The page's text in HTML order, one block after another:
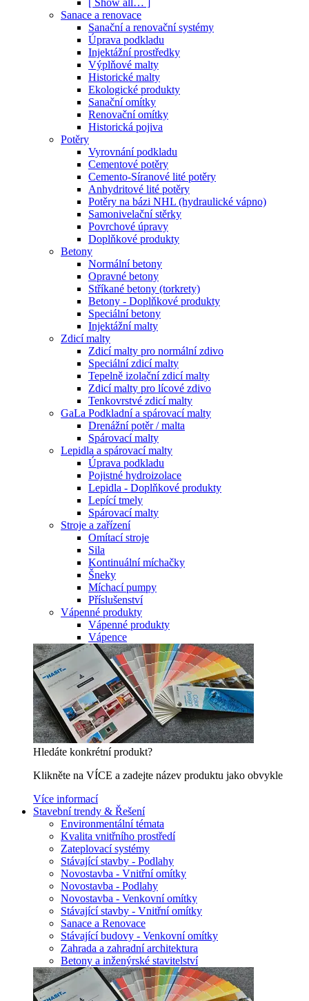
Sanace a renovace
Sanační a renovační systémy
Úprava podkladu
Injektážní prostředky
Výplňové malty
Historické malty
Ekologické produkty
Sanační omítky
Renovační omítky
Historická pojiva
Potěry
Vyrovnání podkladu
Cementové potěry
Cemento-Síranové lité potěry
Anhydritové lité potěry
Potěry na bázi NHL (hydraulické vápno)
Samonivelační stěrky
Povrchové úpravy
Doplňkové produkty
Betony
Normální betony
Opravné betony
Stříkané betony (torkrety)
Betony - Doplňkové produkty
Speciální betony
Injektážní malty
Zdicí malty
Zdicí malty pro normální zdivo
Speciální zdicí malty
Tepelně izolační zdicí malty
Zdicí malty pro lícové zdivo
Tenkovrstvé zdicí malty
GaLa Podkladní a spárovací malty
Drenážní potěr / malta
Spárovací malty
Lepidla a spárovací malty
Úprava podkladu
Pojistné hydroizolace
Lepidla - Doplňkové produkty
Lepící tmely
Spárovací malty
Stroje a zařízení
Omítací stroje
Sila
Kontinuální míchačky
Šneky
Míchací pumpy
Příslušenství
Vápenné produkty
Vápenné produkty
Vápence
Hledáte konkrétní produkt?
Klikněte na VÍCE a zadejte název produktu jako obvykle
Více informací
Stavební trendy & Řešení
Environmentální témata
Kvalita vnitřního prostředí
Zateplovací systémy
Stávající stavby - Podlahy
Novostavba - Vnitřní omítky
Novostavba - Podlahy
Novostavba - Venkovní omítky
Stávající stavby - Vnitřní omítky
Sanace a Renovace
Stávající budovy - Venkovní omítky
Zahrada a zahradní architektura
Betony a inženýrské stavitelství